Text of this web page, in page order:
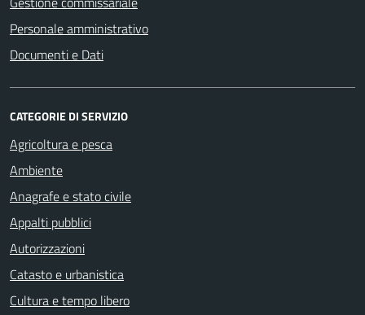
Personale amministrativo
Documenti e Dati
CATEGORIE DI SERVIZIO
Agricoltura e pesca
Ambiente
Anagrafe e stato civile
Appalti pubblici
Autorizzazioni
Catasto e urbanistica
Cultura e tempo libero